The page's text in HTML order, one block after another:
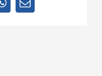
WhatsApp
E-